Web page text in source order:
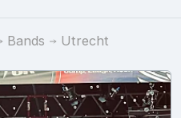
Bands Utrecht